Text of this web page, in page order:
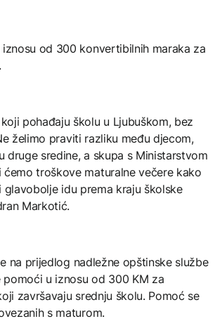
od 300 konvertibilnih maraka za
pohađaju školu u Ljubuškom, bez
želimo praviti razliku među djecom,
sredine, a skupa s Ministarstvom
troškove maturalne večere kako
idu prema kraju školske
Markotić.
na prijedlog nadležne opštinske službe
u iznosu od 300 KM za
završavaju srednju školu. Pomoć se
s maturom.